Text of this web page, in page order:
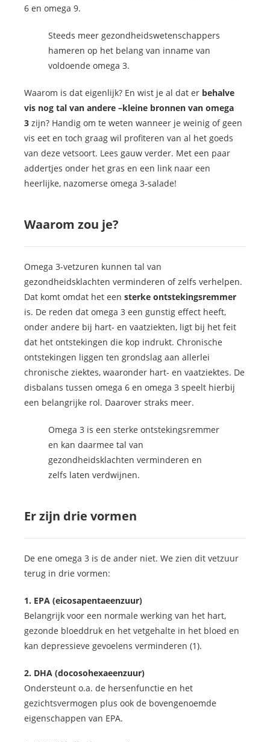
6 en omega 9.
Steeds meer gezondheidswetenschappers
hameren op het belang van inname van
voldoende omega 3.
Waarom is dat eigenlijk? En wist je al dat er behalve
vis nog tal van andere –kleine bronnen van omega
3 zijn? Handig om te weten wanneer je weinig of geen
vis eet en toch graag wil profiteren van al het goeds
van deze vetsoort. Lees gauw verder. Met een paar
addertjes onder het gras en een link naar een
heerlijke, nazomerse omega 3-salade!
Waarom zou je?
Omega 3-vetzuren kunnen tal van
gezondheidsklachten verminderen of zelfs verhelpen.
Dat komt omdat het een sterke ontstekingsremmer
is. De reden dat omega 3 een gunstig effect heeft,
onder andere bij hart- en vaatziekten, ligt bij het feit
dat het ontstekingen die kop indrukt. Chronische
ontstekingen liggen ten grondslag aan allerlei
chronische ziektes, waaronder hart- en vaatziektes. De
disbalans tussen omega 6 en omega 3 speelt hierbij
een belangrijke rol. Daarover straks meer.
Omega 3 is een sterke ontstekingsremmer
en kan daarmee tal van
gezondheidsklachten verminderen en
zelfs laten verdwijnen.
Er zijn drie vormen
De ene omega 3 is de ander niet. We zien dit vetzuur
terug in drie vormen:
1. EPA (eicosapentaeenzuur)
Belangrijk voor een normale werking van het hart,
gezonde bloeddruk en het vetgehalte in het bloed en
kan depressieve gevoelens verminderen (1).
2. DHA (docosohexaeenzuur)
Ondersteunt o.a. de hersenfunctie en het
gezichtsvermogen plus ook de bovengenoemde
eigenschappen van EPA.